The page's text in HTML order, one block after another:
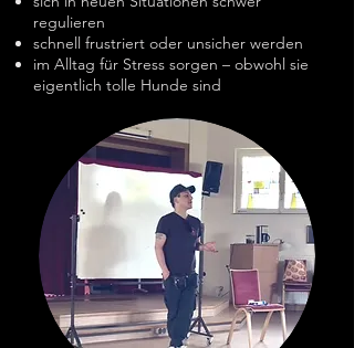
regulieren
schnell frustriert oder unsicher werden
im Alltag für Stress sorgen – obwohl sie
eigentlich tolle Hunde sind